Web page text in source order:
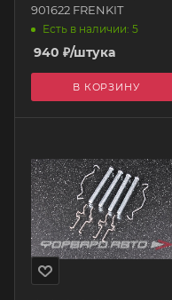
901622 FRENKIT
Есть в наличии: 5
940 ₽/штука
В КОРЗИНУ